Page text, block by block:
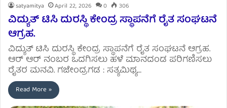
satyamitya April 22, 2026 0 306
ವಿದ್ಯುತ್ ಟಿಸಿ ದುರಸ್ಥಿ ಕೇಂದ್ರ ಸ್ಥಾಪನೆಗೆ ರೈತ ಸಂಘಟನೆ
ಆಗ್ರಹ.
ವಿದ್ಯುತ್ ಟಿಸಿ ದುರಸ್ಥಿ ಕೇಂದ್ರ ಸ್ಥಾಪನೆಗೆ ರೈತ ಸಂಘಟನೆ ಆಗ್ರಹ.
ಆರ್ ಆರ್ ನಂಬರ ಒದಗಿಸಲು ಹಳೆ ಮಾನದಂಡ ಪರಿಗಣಿಸಲು
ರೈತರ ಮನವಿ. ಗಜೇಂದ್ರಗಡ : ಸತ್ಯಮಿಥ್ಯ…
Read More »